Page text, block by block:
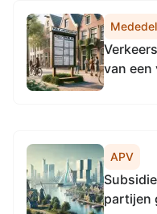
in
Holland
van een
APV
partijen